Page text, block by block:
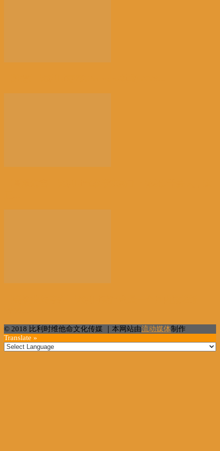
© 2018 比利时维他命文化传媒 ｜本网站由流动媒体制作
Translate »